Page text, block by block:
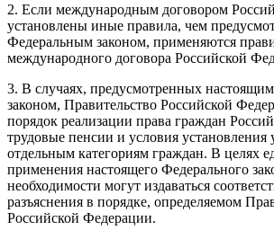
2. Если международным договором
установлены иные правила, чем
Федеральным законом, применяются
международного договора Российской
3. В случаях, предусмотренных
законом, Правительство Российской
порядок реализации права граждан
трудовые пенсии и условия установления
отдельным категориям граждан. В целях
применения настоящего Федерального
необходимости могут издаваться
разъяснения в порядке, определяемом
Российской Федерации.